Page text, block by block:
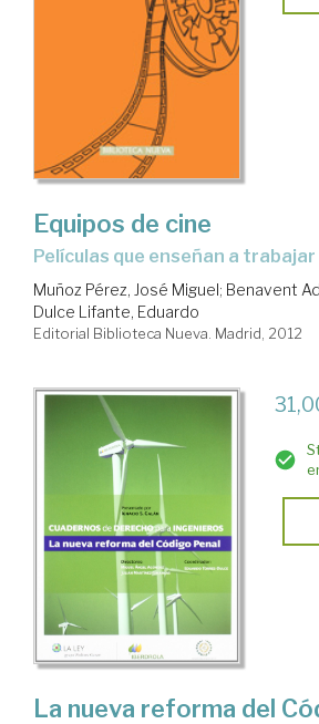
Equipos de cine
películas que enseñan a
Muñoz Pérez, José Miguel; Benavent
Dulce Lifante, Eduardo
Editorial Biblioteca Nueva. Madrid, 2012
La nueva reforma del